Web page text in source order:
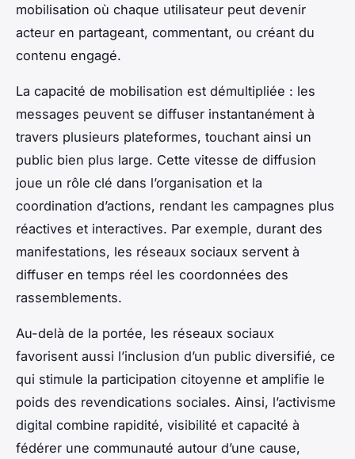
mobilisation où chaque utilisateur peut devenir
acteur en partageant, commentant, ou créant du
contenu engagé.
La capacité de mobilisation est démultipliée : les
messages peuvent se diffuser instantanément à
travers plusieurs plateformes, touchant ainsi un
public bien plus large. Cette vitesse de diffusion
joue un rôle clé dans l’organisation et la
coordination d’actions, rendant les campagnes plus
réactives et interactives. Par exemple, durant des
manifestations, les réseaux sociaux servent à
diffuser en temps réel les coordonnées des
rassemblements.
Au-delà de la portée, les réseaux sociaux
favorisent aussi l’inclusion d’un public diversifié, ce
qui stimule la participation citoyenne et amplifie le
poids des revendications sociales. Ainsi, l’activisme
digital combine rapidité, visibilité et capacité à
fédérer une communauté autour d’une cause,